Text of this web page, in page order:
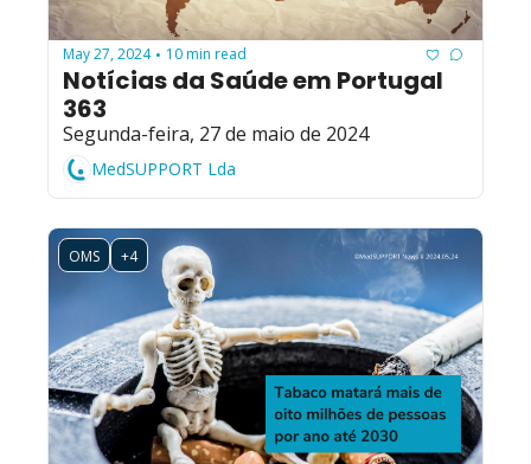
May 27, 2024 • 10 min read
Notícias da Saúde em Portugal
363
Segunda-feira, 27 de maio de 2024
MedSUPPORT Lda
OMS +4